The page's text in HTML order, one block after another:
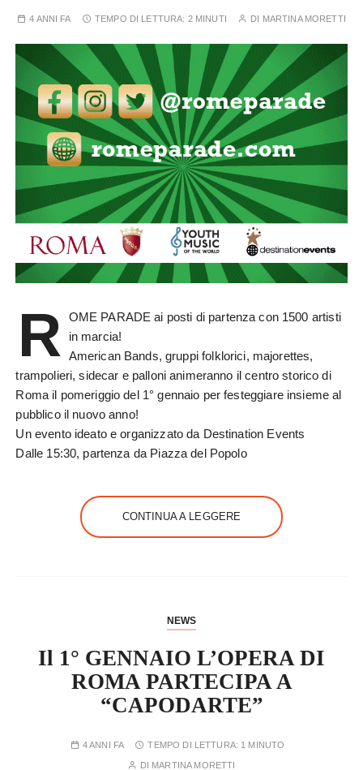
4 ANNI FA TEMPO DI LETTURA: 2 MINUTI DI MARTINA MORETTI
R
OME PARADE ai posti di partenza con 1500 artisti
in marcia!
American Bands, gruppi folklorici, majorettes,
trampolieri, sidecar e palloni animeranno il centro storico di
Roma il pomeriggio del 1° gennaio per festeggiare insieme al
pubblico il nuovo anno!
Un evento ideato e organizzato da Destination Events
Dalle 15:30, partenza da Piazza del Popolo
CONTINUA A LEGGERE
NEWS
Il 1° GENNAIO L’OPERA DI
ROMA PARTECIPA A
“CAPODARTE”
4 ANNI FA TEMPO DI LETTURA: 1 MINUTO
DI MARTINA MORETTI